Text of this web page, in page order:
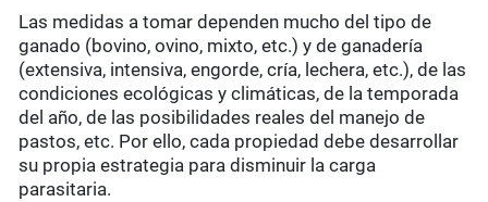
Las medidas a tomar dependen mucho del tipo de
ganado (bovino, ovino, mixto, etc.) y de ganadería
(extensiva, intensiva, engorde, cría, lechera, etc.), de las
condiciones ecológicas y climáticas, de la temporada
del año, de las posibilidades reales del manejo de
pastos, etc. Por ello, cada propiedad debe desarrollar
su propia estrategia para disminuir la carga
parasitaria.